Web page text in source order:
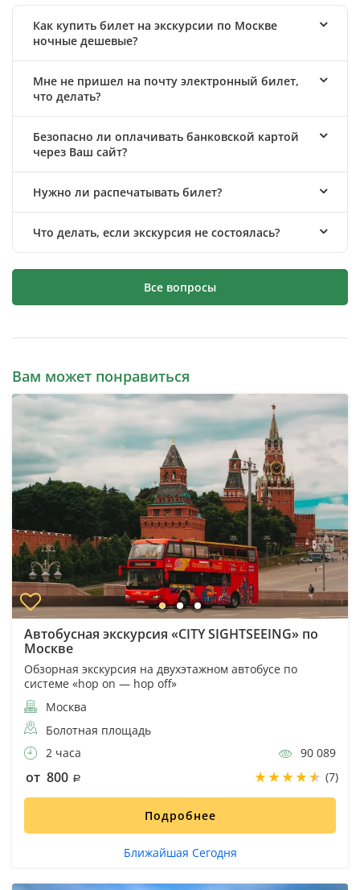
Как купить билет на экскурсии по Москве
ночные дешевые?
Мне не пришел на почту электронный билет,
что делать?
Безопасно ли оплачивать банковской картой
через Ваш сайт?
Нужно ли распечатывать билет?
Что делать, если экскурсия не состоялась?
Все вопросы
Вам может понравиться
Автобусная экскурсия «CITY SIGHTSEEING» по
Москве
Обзорная экскурсия на двухэтажном автобусе по
системе «hop on — hop off»
Москва
Болотная площадь
2 часа
90 089
от 800 (7)
Подробнее
Ближайшая Сегодня